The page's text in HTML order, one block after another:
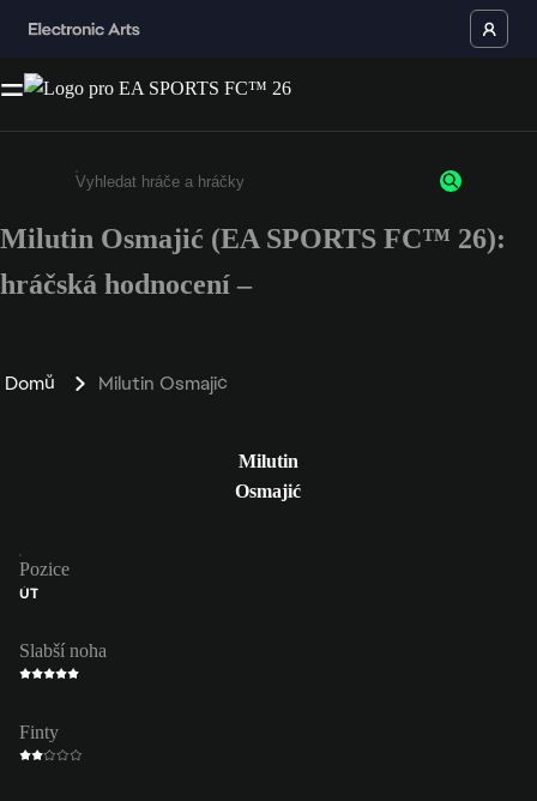
Enter a minimum of 3 characters or numbers
Milutin Osmajić (EA SPORTS FC™ 26):
hráčská hodnocení –
Domů Milutin Osmajić
Milutin
Osmajić
Pozice
ÚT
Slabší noha
Finty